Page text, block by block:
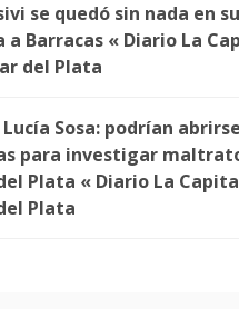
se quedó sin nada en su
a Barracas « Diario La
del Plata
Lucía Sosa: podrían abrirse
para investigar
Plata « Diario La
Plata